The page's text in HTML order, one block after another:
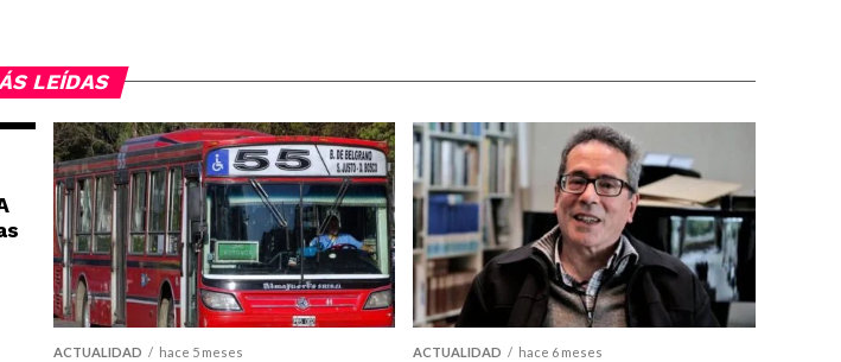
LEÍDAS
ACTUALIDAD hace 5 meses ACTUALIDAD hace 6 meses